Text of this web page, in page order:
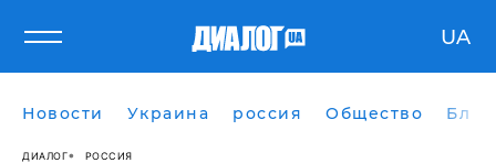
UA
Новости Украина россия Общество
ДИАЛОГ РОССИЯ